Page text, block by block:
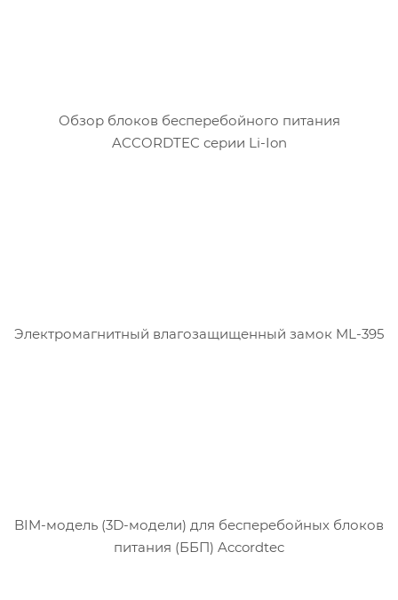
Обзор блоков бесперебойного питания
ACCORDTEC серии Li-Ion
Электромагнитный влагозащищенный замок ML-395
BIM-модель (3D-модели) для бесперебойных блоков
питания (ББП) Accordtec